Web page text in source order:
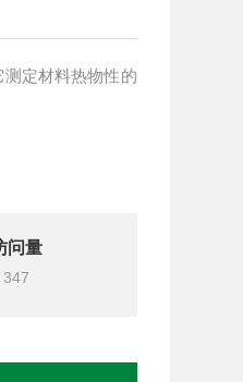
定材料热物性的
问量
347